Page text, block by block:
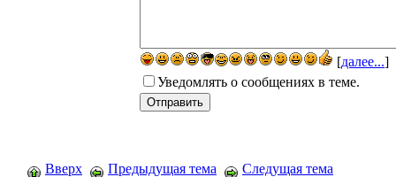
Вверх Предыдущая тема Следущая тема
[далее...]
Уведомлять о сообщениях в теме.